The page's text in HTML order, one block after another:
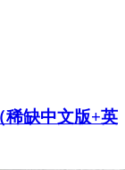
稀缺中文版+英